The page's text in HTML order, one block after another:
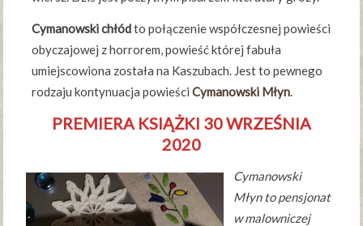
Cymanowski chłódto połączenie współczesnej powieści
obyczajowej z horrorem, powieść której fabuła
umiejscowiona została na Kaszubach. Jest to pewnego
rodzaju kontynuacja powieści Cymanowski Młyn
PREMIERA KSIĄŻKI 30 WRZEŚNIA
2020
Cymanowski
Młyn to pensjonat
w malowniczej